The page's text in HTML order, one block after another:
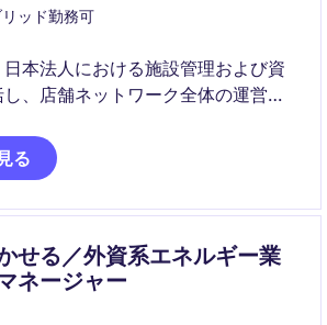
ッド勤務可
本法人における施設管理および資
、店舗ネットワーク全体の運営品
がら、調達戦略の実行、サプライヤ
予算管理を通じて、安定かつ高品質
る
せる／外資系エネルギー業
ネージャー